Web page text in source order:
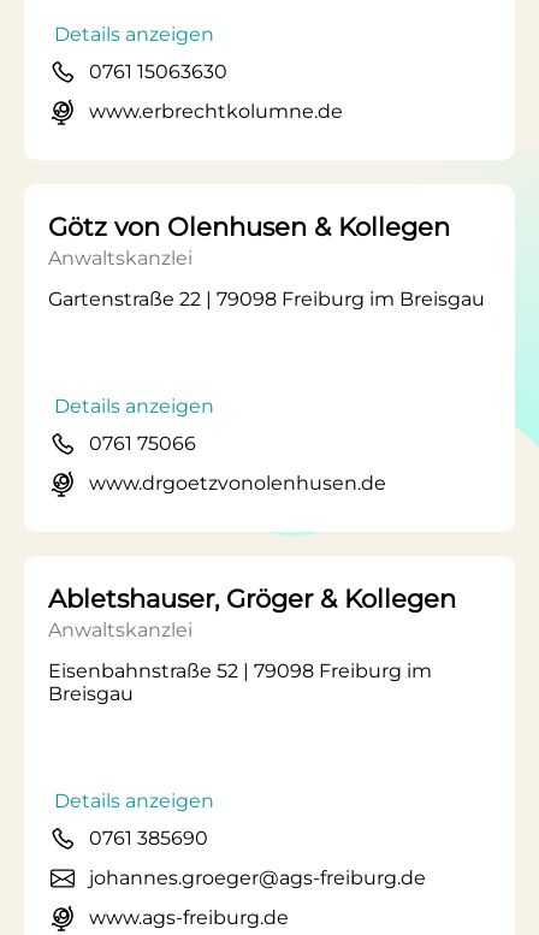
Details anzeigen
0761 15063630
www.erbrechtkolumne.de
Götz von Olenhusen & Kollegen
Anwaltskanzlei
Gartenstraße 22 | 79098 Freiburg im Breisgau
Details anzeigen
0761 75066
www.drgoetzvonolenhusen.de
Abletshauser, Gröger & Kollegen
Anwaltskanzlei
Eisenbahnstraße 52 | 79098 Freiburg im
Breisgau
Details anzeigen
0761 385690
johannes.groeger@ags-freiburg.de
www.ags-freiburg.de